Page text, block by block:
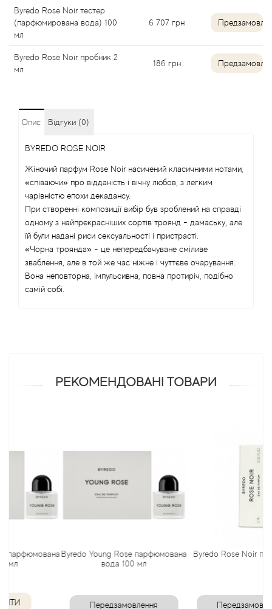
Byredo Rose Noir тестер
(парфюмирована вода) 100
мл
6 707 грн
Byredo Rose Noir пробник 2
мл
186 грн
Опис Відгуки (0)
BYREDO ROSE NOIR
Жіночий парфум Rose Noir насичений класичними нотами,
«співаючи» про відданість і вічну любов, з легким
чарівністю епохи декадансу.
При створенні композиції вибір був зроблений на справді
одному з найпрекрасніших сортів троянд - дамаську, але
їй були надані риси сексуальності і пристрасті.
«Чорна троянда» - це непередбачуване сміливе
зваблення, але в той же час ніжне і чуттєве очарування.
Вона неповторна, імпульсивна, повна протиріч, подібно
самій собі.
РЕКОМЕНДОВАНІ ТОВАРИ
Byredo Young Rose парфюмована
вода 100 мл
Передзамовлення
Byredo Rose Noir пробник
Передзамовлення
Amouroud
Andre L'Arom
Anima Mundi
Anna Sui
Annayake
Anne Fontaine
Annick Goutal
Antonia's Flowers
Aramis
Ariana Grande
Armaf